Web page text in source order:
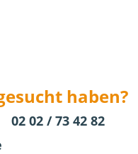
haben?
02 02 / 73 42 82